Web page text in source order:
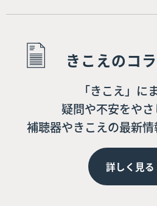
きこえのコ
「きこえ」に
疑問や不安をやさ
補聴器やきこえの最新情
詳しく見る